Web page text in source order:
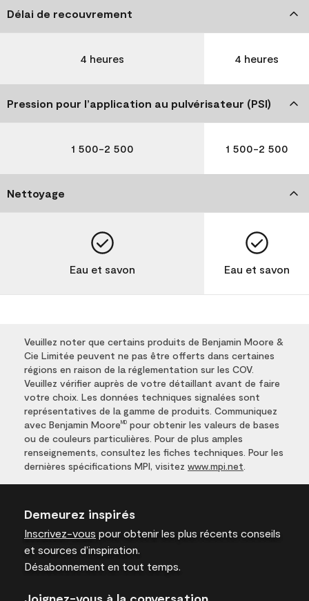
Délai de recouvrement
4 heures 4 heures
Pression pour l’application au pulvérisateur (PSI)
1 500-2 500 1 500-2 500
Nettoyage
Eau et savon Eau et savon
Veuillez noter que certains produits de Benjamin Moore &
Cie Limitée peuvent ne pas être offerts dans certaines
régions en raison de la réglementation sur les COV.
Veuillez vérifier auprès de votre détaillant avant de faire
votre choix. Les données techniques signalées sont
représentatives de la gamme de produits. Communiquez
avec Benjamin Moore MD pour obtenir les valeurs de bases
ou de couleurs particulières. Pour de plus amples
renseignements, consultez les fiches techniques. Pour les
dernières spécifications MPI, visitez www.mpi.net
Demeurez inspirés
Inscrivez-vous pour obtenir les plus récents conseils
et sources d’inspiration.
Désabonnement en tout temps.